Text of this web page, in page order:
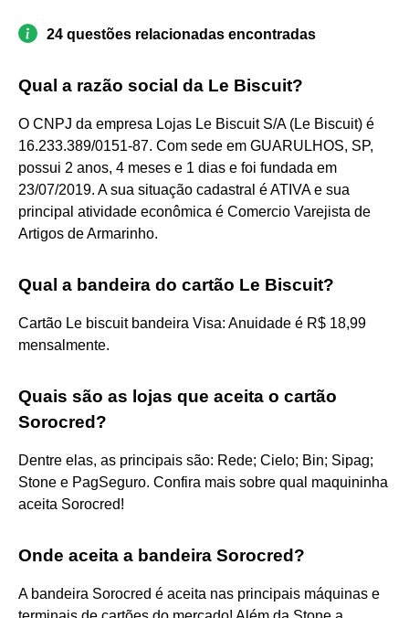
24 questões relacionadas encontradas
Qual a razão social da Le Biscuit?
O CNPJ da empresa Lojas Le Biscuit S/A (Le Biscuit) é
16.233.389/0151-87. Com sede em GUARULHOS, SP,
possui 2 anos, 4 meses e 1 dias e foi fundada em
23/07/2019. A sua situação cadastral é ATIVA e sua
principal atividade econômica é Comercio Varejista de
Artigos de Armarinho.
Qual a bandeira do cartão Le Biscuit?
Cartão Le biscuit bandeira Visa: Anuidade é R$ 18,99
mensalmente.
Quais são as lojas que aceita o cartão
Sorocred?
Dentre elas, as principais são: Rede; Cielo; Bin; Sipag;
Stone e PagSeguro. Confira mais sobre qual maquininha
aceita Sorocred!
Onde aceita a bandeira Sorocred?
A bandeira Sorocred é aceita nas principais máquinas e